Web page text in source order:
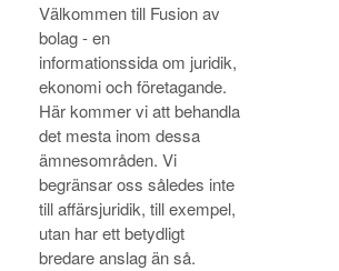
Välkommen till Fusion av
bolag - en
informationssida om juridik,
ekonomi och företagande.
Här kommer vi att behandla
det mesta inom dessa
ämnesområden. Vi
begränsar oss således inte
till affärsjuridik, till exempel,
utan har ett betydligt
bredare anslag än så.